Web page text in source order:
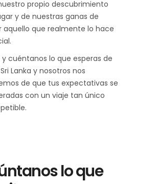
propio descubrimiento
y de nuestras ganas de
aquello que realmente lo hace
y cuéntanos lo que esperas de
Lanka y nosotros nos
de que tus expectativas se
con un viaje tan único
lo que